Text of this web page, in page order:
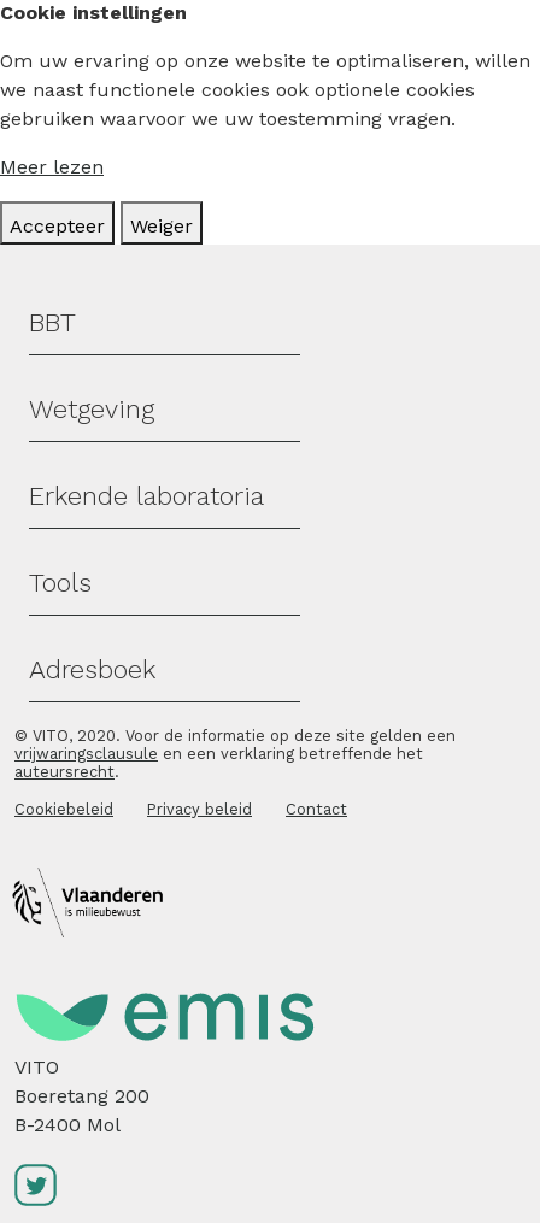
Cookie instellingen
Om uw ervaring op onze website te optimaliseren, willen
we naast functionele cookies ook optionele cookies
gebruiken waarvoor we uw toestemming vragen.
Meer lezen
Accepteer Weiger
Hoofdmenu
BBT
Wetgeving
Erkende laboratoria
Tools
Adresboek
© VITO, 2020. Voor de informatie op deze site gelden een
vrijwaringsclausule en een verklaring betreffende het
auteursrecht.
Cookiebeleid Privacy beleid Contact
VITO
Boeretang 200
B-2400 Mol